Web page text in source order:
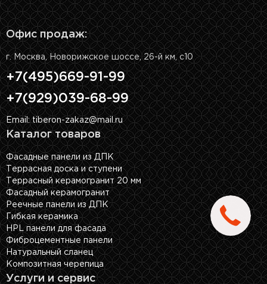
Офис продаж:
г. Москва, Новорижское шоссе, 26-й км, с10
+7(495)669-91-99
+7(929)039-68-99
Email: tiberon-zakaz@mail.ru
Каталог товаров
Фасадные панели из ДПК
Террасная доска и ступени
Террасный керамогранит 20 мм
Фасадный керамогранит
Реечные панели из ДПК
Гибкая керамика
HPL панели для фасада
Фиброцементные панели
Натуральный сланец
Композитная черепица
Услуги и сервис